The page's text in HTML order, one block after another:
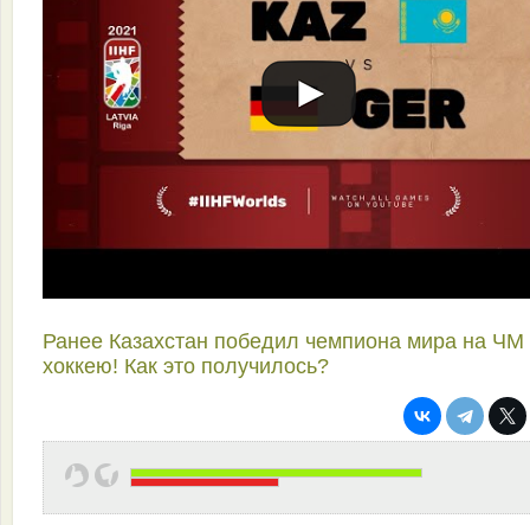
Ранее Казахстан победил чемпиона мира на ЧМ
хоккею! Как это получилось?